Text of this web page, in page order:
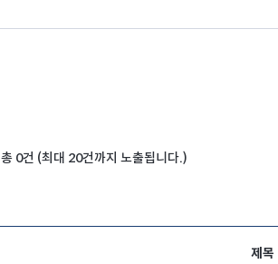
총 0건 (최대 20건까지 노출됩니다.)
제목